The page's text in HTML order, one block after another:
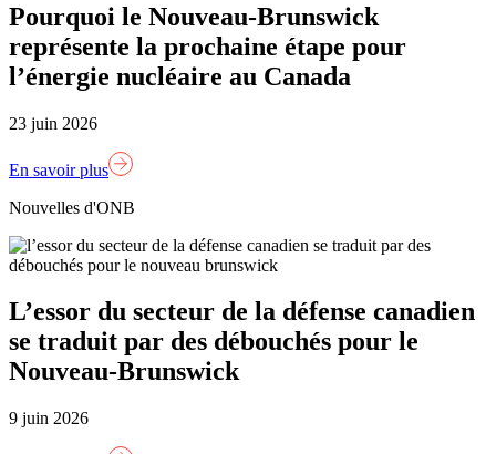
Pourquoi le Nouveau-Brunswick
représente la prochaine étape pour
l’énergie nucléaire au Canada
23 juin 2026
En savoir plus
Nouvelles d'ONB
L’essor du secteur de la défense canadien
se traduit par des débouchés pour le
Nouveau-Brunswick
9 juin 2026